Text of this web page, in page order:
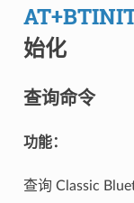
始化
查询命令
功能：
查询 Classic